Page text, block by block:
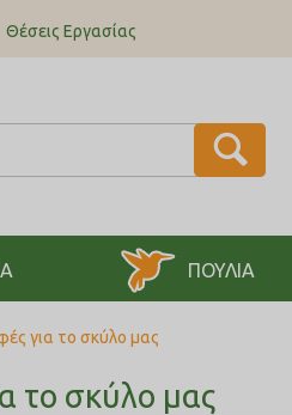
Θέσεις Εργασίας
ΠΟΥΛΙΑ
για το σκύλο μας
το σκύλο μας